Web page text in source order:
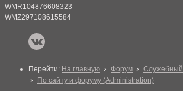
WMR104876608323
WMZ297108615584
Перейти: На главную Форум
Служебный
По сайту и форуму (Administration)